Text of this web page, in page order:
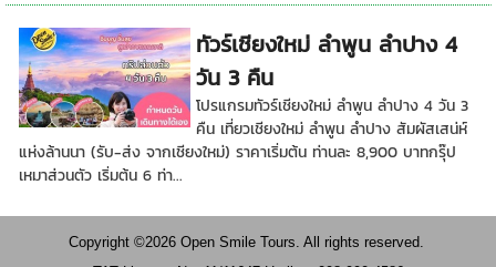
ทัวร์เชียงใหม่ ลำพูน ลำปาง 4
วัน 3 คืน
โปรแกรมทัวร์เชียงใหม่ ลำพูน ลำปาง 4 วัน 3
คืน เที่ยวเชียงใหม่ ลำพูน ลำปาง สัมผัสเสน่ห์
แห่งล้านนา (รับ-ส่ง จากเชียงใหม่) ราคาเริ่มต้น ท่านละ 8,900 บาทกรุ๊ป
เหมาส่วนตัว เริ่มต้น 6 ท่า...
Copyright ©2026 Open Smile Tours. All rights reserved.